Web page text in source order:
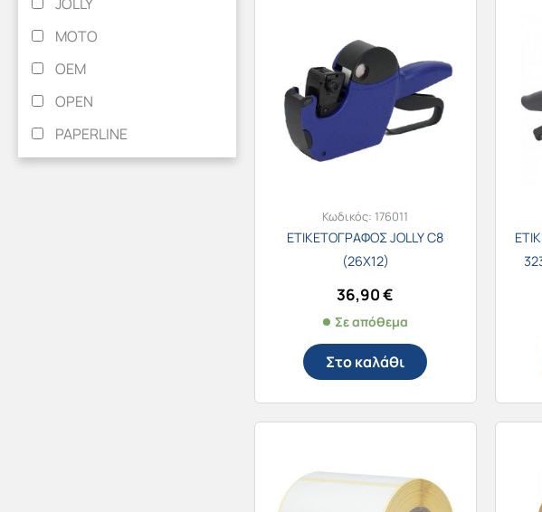
MOTO
OEM
OPEN
PAPERLINE
Κωδικός: 176011
ΕΤΙΚΕΤΟΓΡΑΦΟΣ JOLLY C8
(26X12)
36,90€
Σε απόθεμα
Στο καλάθι